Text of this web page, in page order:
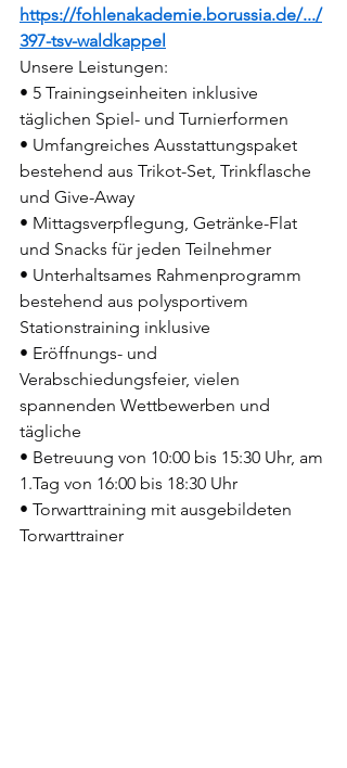
https://fohlenakademie.borussia.de/.../
397-tsv-waldkappel
Unsere Leistungen:
• 5 Trainingseinheiten inklusive
täglichen Spiel- und Turnierformen
• Umfangreiches Ausstattungspaket
bestehend aus Trikot-Set, Trinkflasche
und Give-Away
• Mittagsverpflegung, Getränke-Flat
und Snacks für jeden Teilnehmer
• Unterhaltsames Rahmenprogramm
bestehend aus polysportivem
Stationstraining inklusive
• Eröffnungs- und
Verabschiedungsfeier, vielen
spannenden Wettbewerben und
tägliche
• Betreuung von 10:00 bis 15:30 Uhr, am
1.Tag von 16:00 bis 18:30 Uhr
• Torwarttraining mit ausgebildeten
Torwarttrainer